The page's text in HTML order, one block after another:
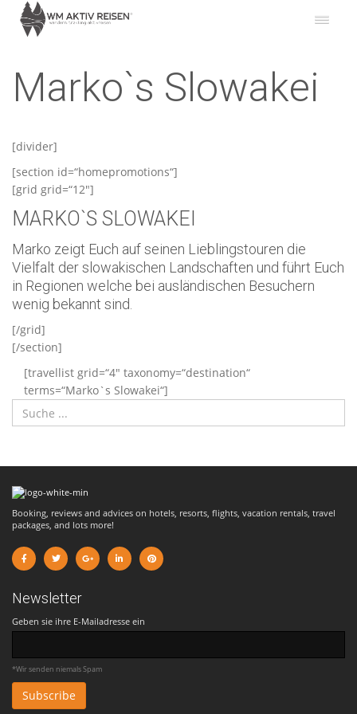
Marko`s Slowakei
[divider]
[section id=“homepromotions“]
[grid grid=“12″]
MARKO`S SLOWAKEI
Marko zeigt Euch auf seinen Lieblingstouren die
Vielfalt der slowakischen Landschaften und führt Euch
in Regionen welche bei ausländischen Besuchern
wenig bekannt sind.
[/grid]
[/section]
[travellist grid=“4″ taxonomy=“destination“
terms=“Marko`s Slowakei“]
Booking, reviews and advices on hotels, resorts, flights, vacation rentals, travel
packages, and lots more!
Newsletter
Geben sie ihre E-Mailadresse ein
*Wir senden niemals Spam